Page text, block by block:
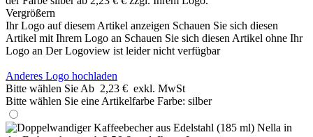
Vergrößern
Ihr Logo auf diesem Artikel anzeigen Schauen Sie sich diesen
Artikel mit Ihrem Logo an Schauen Sie sich diesen Artikel ohne Ihr
Logo an Der Logoview ist leider nicht verfügbar
Anderes Logo hochladen
Bitte wählen Sie Ab 2,23 € exkl. MwSt
Bitte wählen Sie eine Artikelfarbe Farbe: silber